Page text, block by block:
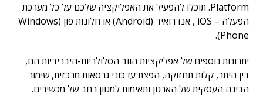
Platform. תוכלו להפעיל את האפליקציה שלכם על כל מערכת
הפעלה – iOS , אנדרואיד (Android) או חלונות פון (Windows
Phone).
יתרונות נוספים של אפליקציות הווב הסלולריות-היברידיות הם,
בין היתר, קלות תחזוקה, הפצת עדכוני גרסאות מרכזית, שימור
הבינה העסקית של הארגון ותאימות למגוון רחב של מכשירים.